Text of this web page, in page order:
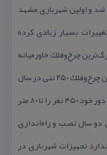
احداث شد و اولین شهربازی مشهد
بسیار زیادی كرده
شهربازی با قطر ۸۰ متر بزرگ‌ترین چرخ‌وفلك خاورمیانه
و هجدهمین چرخ‌وفلك مرتفع در دنیا است. این چرخ‌وفلك ۲۵۰ تنی در سال
۱۳۸۴ به بهره‌برداری رسید و قادر است در هر دور خود ۴۵۰ نفر را تا ۸۰ متر
سال نصب و راه‌اندازی
تجهیزات شهربازی در